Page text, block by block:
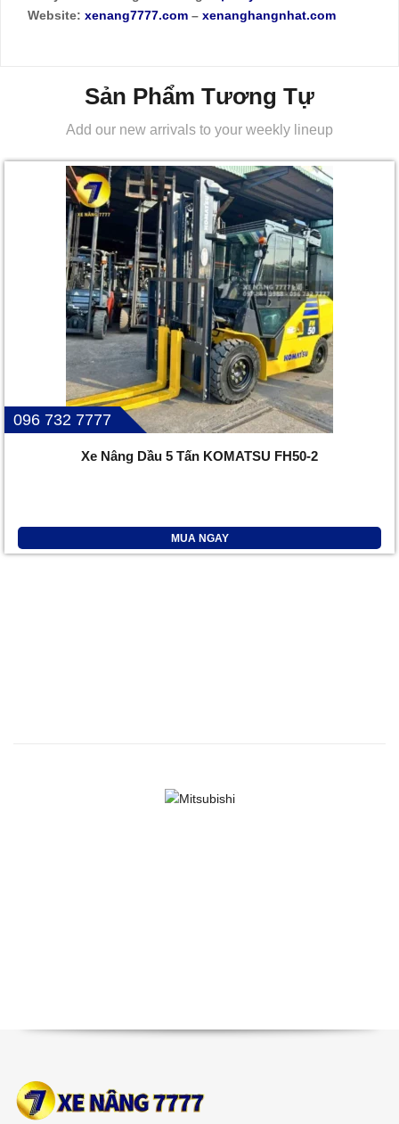
Website: xenang7777.com – xenanghangnhat.com
Sản Phẩm Tương Tự
Add our new arrivals to your weekly lineup
096 732 7777
Xe Nâng Dầu 5 Tấn KOMATSU FH50-2
MUA NGAY